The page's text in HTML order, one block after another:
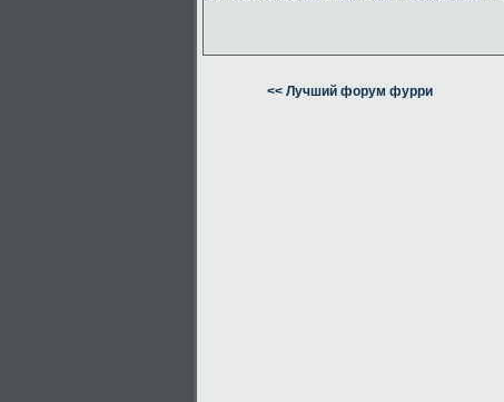
<< Лучший форум фурри